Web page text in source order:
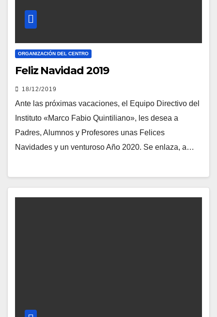
ORGANIZACIÓN DEL CENTRO
Feliz Navidad 2019
18/12/2019
Ante las próximas vacaciones, el Equipo Directivo del
Instituto «Marco Fabio Quintiliano», les desea a
Padres, Alumnos y Profesores unas Felices
Navidades y un venturoso Año 2020. Se enlaza, a…